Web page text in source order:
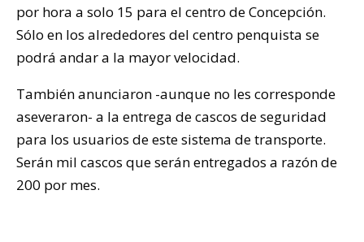
por hora a solo 15 para el centro de Concepción.
Sólo en los alrededores del centro penquista se
podrá andar a la mayor velocidad.
También anunciaron -aunque no les corresponde
aseveraron- a la entrega de cascos de seguridad
para los usuarios de este sistema de transporte.
Serán mil cascos que serán entregados a razón de
200 por mes.